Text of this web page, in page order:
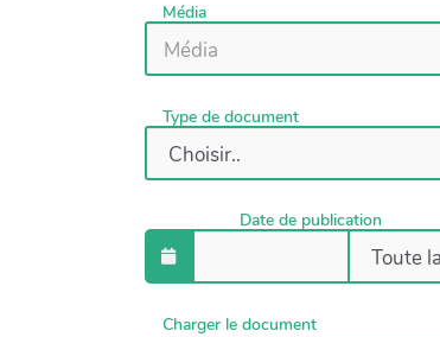
Média
Type de document
Date de publication
Charger le document